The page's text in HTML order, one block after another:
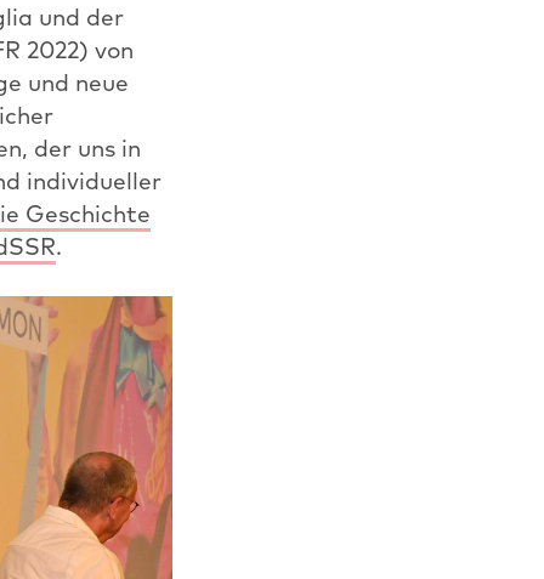
und der
2022) von
und neue
der uns in
individueller
Geschichte
.